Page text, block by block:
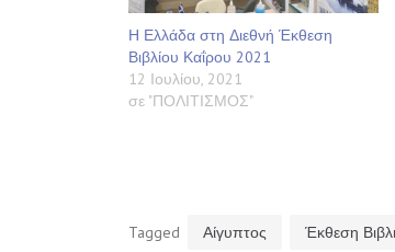
Η Ελλάδα στη Διεθνή Έκθεση
Βιβλίου Καΐρου 2021
12 Ιουλίου, 2021
σε "ΠΟΛΙΤΙΣΜΟΣ"
Tagged Αίγυπτος Έκθεση